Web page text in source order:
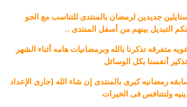
جديدين لرمضان بالمنتدى للتناسب مع الجو
التبديل بينهم من أسفل المنتدى ..
متفرقه تذكرنا بالله وبرمضانيات هامه أثناء الشهر
أنفسنا بكل الوسائل
رمضانيه كبرى بالمنتدى إن شاء الله (جارى الإعداد
ولنتنافس فى الخيرات